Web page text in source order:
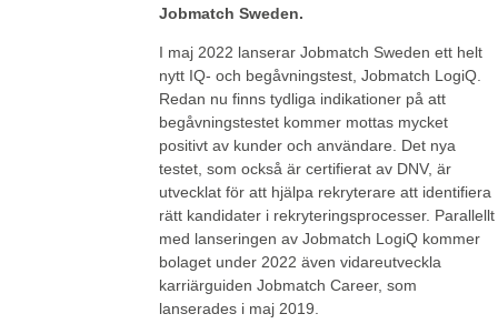
Jobmatch Sweden.
I maj 2022 lanserar Jobmatch Sweden ett helt
nytt IQ- och begåvningstest, Jobmatch LogiQ.
Redan nu finns tydliga indikationer på att
begåvningstestet kommer mottas mycket
positivt av kunder och användare. Det nya
testet, som också är certifierat av DNV, är
utvecklat för att hjälpa rekryterare att identifiera
rätt kandidater i rekryteringsprocesser. Parallellt
med lanseringen av Jobmatch LogiQ kommer
bolaget under 2022 även vidareutveckla
karriärguiden Jobmatch Career, som
lanserades i maj 2019.